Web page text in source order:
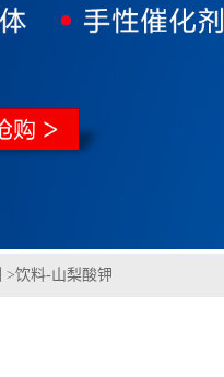
>饮料-山梨酸钾